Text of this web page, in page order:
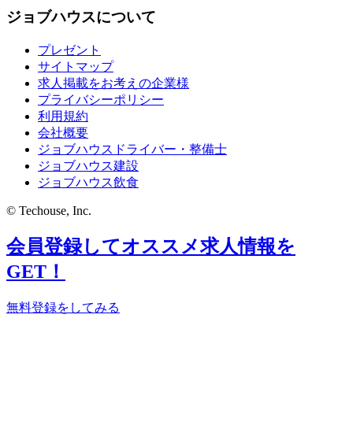
ジョブハウスについて
プレゼント
サイトマップ
求人掲載をお考えの企業様
プライバシーポリシー
利用規約
会社概要
ジョブハウスドライバー・整備士
ジョブハウス建設
ジョブハウス飲食
© Techouse, Inc.
会員登録してオススメ求人情報を
GET！
無料登録をしてみる